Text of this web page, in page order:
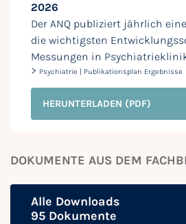
2026
Der ANQ publiziert jährlich
die wichtigsten
Messungen in
> Psychiatrie | Publikationsplan Ergebnisse
HERUNTERLADEN (PDF)
DOKUMENTE AUS DEM
Alle Downloads
95 Dokumente